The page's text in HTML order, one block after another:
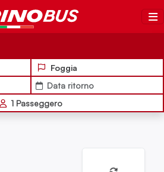
Foggia
Data ritorno
1 Passeggero